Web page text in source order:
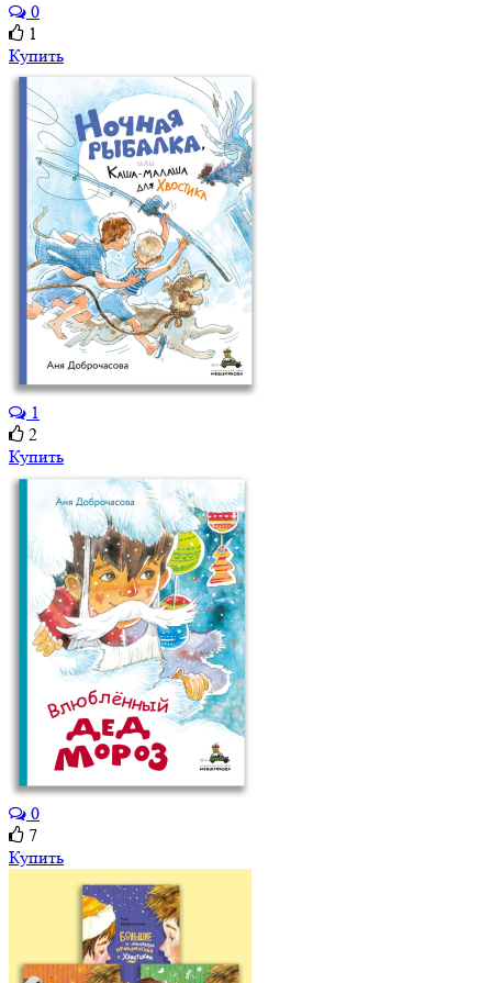
0
1
Купить
1
2
Купить
0
7
Купить